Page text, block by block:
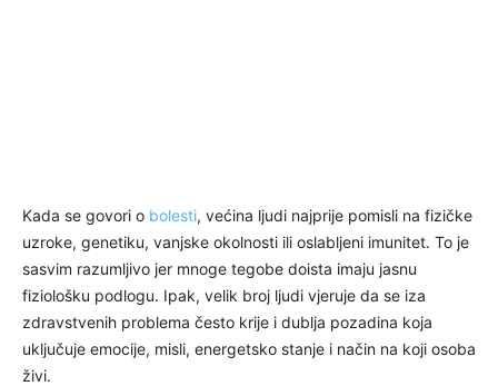
Kada se govori o bolesti, većina ljudi najprije pomisli na fizičke
uzroke, genetiku, vanjske okolnosti ili oslabljeni imunitet. To je
sasvim razumljivo jer mnoge tegobe doista imaju jasnu
fiziološku podlogu. Ipak, velik broj ljudi vjeruje da se iza
zdravstvenih problema često krije i dublja pozadina koja
uključuje emocije, misli, energetsko stanje i način na koji osoba
živi.